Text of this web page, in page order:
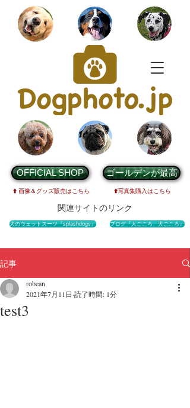
犬のウェットスーツ『splashdogs』 ブログ『人ごころ、犬ごころ』
ゴールデンが最高
⬆️写真集購入はこちら
OFFICIAL SHOP
⬆️画像＆グッズ販売は こちら
関連サイトのリンク
記事
test3
robean
2021年7月11日 読了時間: 1分